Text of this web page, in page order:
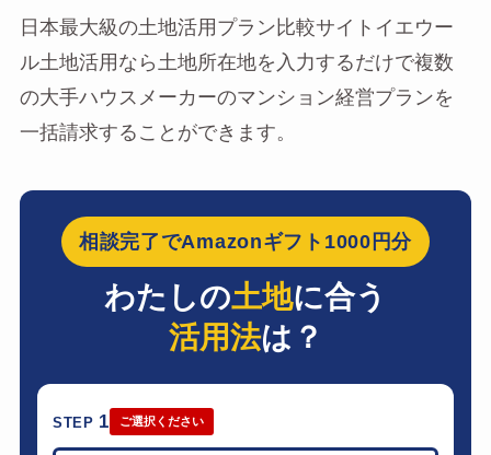
日本最大級の土地活用プラン比較サイトイエウー
ル土地活用なら土地所在地を入力するだけで複数
の大手ハウスメーカーのマンション経営プランを
一括請求することができます。
相談完了でAmazonギフト1000円分
わたしの土地に合う
活用法は？
STEP 1 ご選択ください